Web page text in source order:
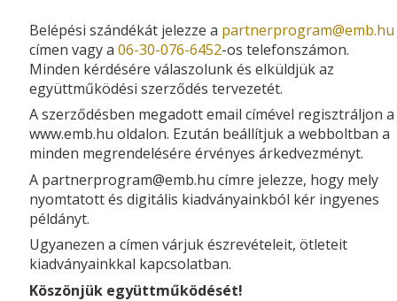
Belépési szándékát jelezze a partnerprogram­@­emb.hu
címen vagy a 06-30-076-6452-os telefonszámon.
Minden kérdésére válaszolunk és elküldjük az
együttműködési szerződés tervezetét.
A szerződésben megadott email címével regisztráljon a
www.emb.hu oldalon. Ezután beállítjuk a webboltban a
minden megrendelésére érvényes árkedvezményt.
A partnerprogram­@­emb.hu címre jelezze, hogy mely
nyomtatott és digitális kiadványainkból kér ingyenes
példányt.
Ugyanezen a címen várjuk észrevételeit, ötleteit
kiadványainkkal kapcsolatban.
Köszönjük együttműködését!